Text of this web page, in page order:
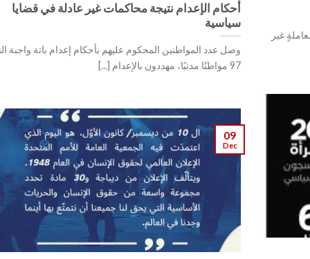
أحكام الإعدام نتيجة محاكمات غير عادلة في قضايا
سياسية
وصل عدد المواطنين المحكوم عليهم بأحكام إعدام باتة واجبة
97 مواطنًا مدنيًا، مهددون بالإعدام [...]
غير
09
Dec